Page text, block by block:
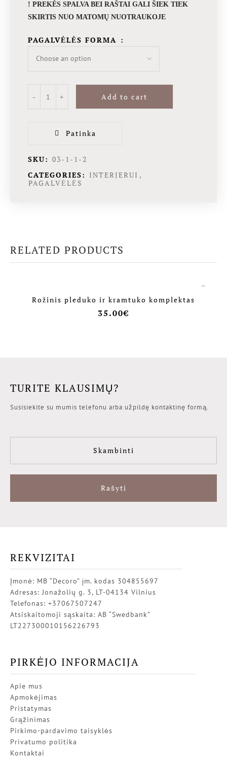
! PREKĖS SPALVA BEI RAŠTAI GALI ŠIEK TIEK
SKIRTIS NUO MATOMŲ NUOTRAUKOJE
PAGALVĖLĖS FORMA
Add to cart
Patinka
SKU: 03-1-1-2
CATEGORIES: INTERJERUI ,
PAGALVĖLĖS
RELATED PRODUCTS
Rožinis pleduko ir kramtuko komplektas
35.00€
TURITE KLAUSIMŲ?
Susisiekite su mumis telefonu arba užpildę kontaktinę formą.
Skambinti
Rašyti
REKVIZITAI
Įmonė: MB “Decoro” įm. kodas 304855697
Adresas: Jonažolių g. 3, LT-04134 Vilnius
Telefonas: +37067507247
Atsiskaitomoji sąskaita: AB “Swedbank”
LT227300010156226793
PIRKĖJO INFORMACIJA
Apie mus
Apmokėjimas
Pristatymas
Grąžinimas
Pirkimo-pardavimo taisyklės
Privatumo politika
Kontaktai